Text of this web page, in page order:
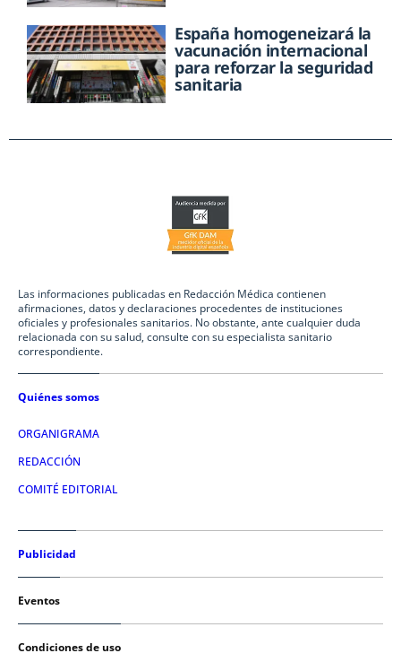
España homogeneizará la
vacunación internacional
para reforzar la seguridad
sanitaria
Las informaciones publicadas en Redacción Médica contienen
afirmaciones, datos y declaraciones procedentes de instituciones
oficiales y profesionales sanitarios. No obstante, ante cualquier duda
relacionada con su salud, consulte con su especialista sanitario
correspondiente.
Quiénes somos
ORGANIGRAMA
REDACCIÓN
COMITÉ EDITORIAL
Publicidad
Eventos
Condiciones de uso